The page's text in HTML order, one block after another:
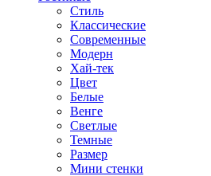
Стиль
Классические
Современные
Модерн
Хай-тек
Цвет
Белые
Венге
Светлые
Темные
Размер
Мини стенки